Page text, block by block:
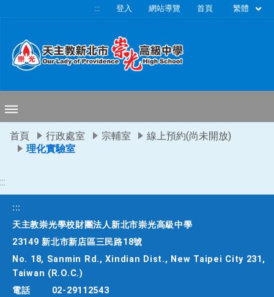
移至網頁之主要內容區位置
::: 登入 網站導覽 首頁 繁體
首頁 行政處室 宗輔室
線上預約(尚未開放)
理化實驗室
:::
:::
天主教崇光學校財團法人新北市崇光高級中學
23149 新北市新店區三民路18號
No. 18, Sanmin Rd., Xindian Dist., New Taipei City 231,
Taiwan (R.O.C.)
電話
02-29112543